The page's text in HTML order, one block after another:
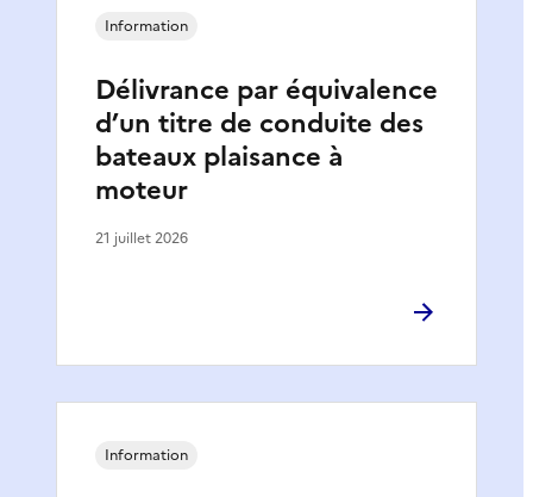
Délivrance par équivalence
d’un titre de conduite des
bateaux plaisance à
moteur
Information
21 juillet 2026
Information